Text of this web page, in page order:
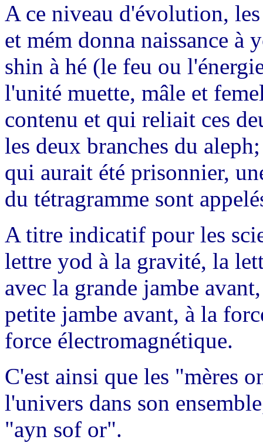
A ce niveau d'évolution,
et mém donna naissance à
shin à hé (le feu ou
l'unité muette, mâle et
contenu et qui reliait ces
les deux branches du
qui aurait été prisonnier,
du tétragramme sont
A titre indicatif pour les
lettre yod à la gravité, la
avec la grande jambe
petite jambe avant, à la
force électromagnétique.
C'est ainsi que les "mères
l'univers dans son
"ayn sof or".